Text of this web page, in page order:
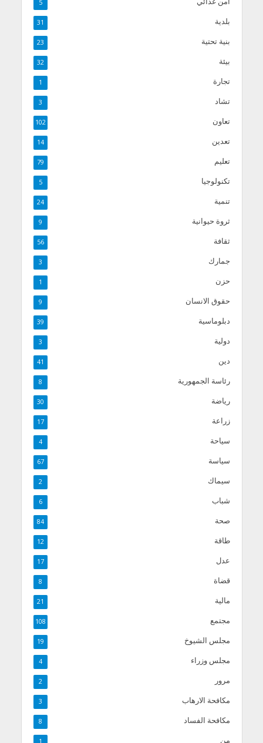
5
بلدية 31
بنية تحتية 23
بيئة 32
تجارة 1
تشاد 3
تعاون 102
تعدين 14
تعليم 79
تكنولوجيا 5
تنمية 24
ثروة حيوانية 9
ثقافة 56
جمارك 3
حزن 1
حقوق الانسان 9
دبلوماسية 39
دولية 3
دين 41
رئاسة الجمهورية 8
رياضة 30
زراعة 17
سياحة 4
سياسة 67
سيماك 2
شباب 6
صحة 84
طاقة 12
عدل 17
قضاة 8
مالية 21
مجتمع 108
مجلس الشيوخ 19
مجلس وزراء 4
مرور 2
مكافحة الارهاب 3
مكافحة الفساد 8
من 1